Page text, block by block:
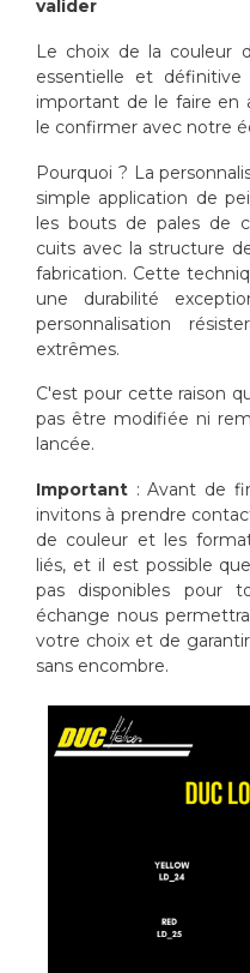
valider
Le choix de la couleur
essentielle et
important de le faire en
le confirmer avec notre
Pourquoi ? La
simple application de
les bouts de pales de
cuits avec la structure
fabrication. Cette
une durabilité
personnalisation
extrêmes.
C'est pour cette raison
pas être modifiée ni
lancée.
Important : Avant de
invitons à prendre
de couleur et les
liés, et il est possible
pas disponibles pour
échange nous
votre choix et de
sans encombre.